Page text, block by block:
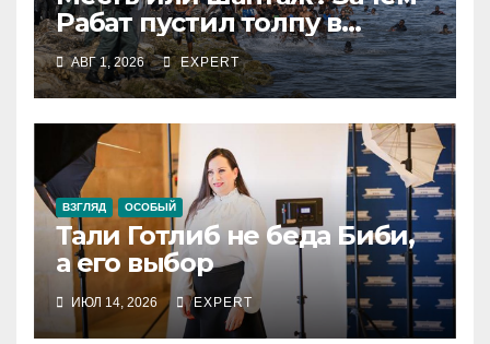
Рабат пустил толпу в
испанский анклав
АВГ 1, 2026 EXPERT
ВЗГЛЯД ОСОБЫЙ
Тали Готлиб не беда Биби,
а его выбор
ИЮЛ 14, 2026 EXPERT